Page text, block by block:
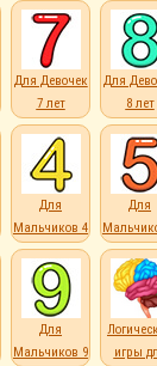
Для Девочек
7 лет
Для
8 лет
Для
Мальчиков 4
лет
Для
лет
Для
Мальчиков 9
игры